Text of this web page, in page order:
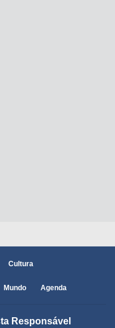
Cultura
Mundo Agenda
Responsável